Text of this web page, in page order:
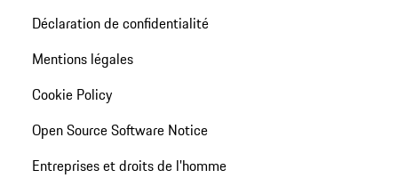
Déclaration de confidentialité
Mentions légales
Cookie Policy
Open Source Software Notice
Entreprises et droits de l'homme